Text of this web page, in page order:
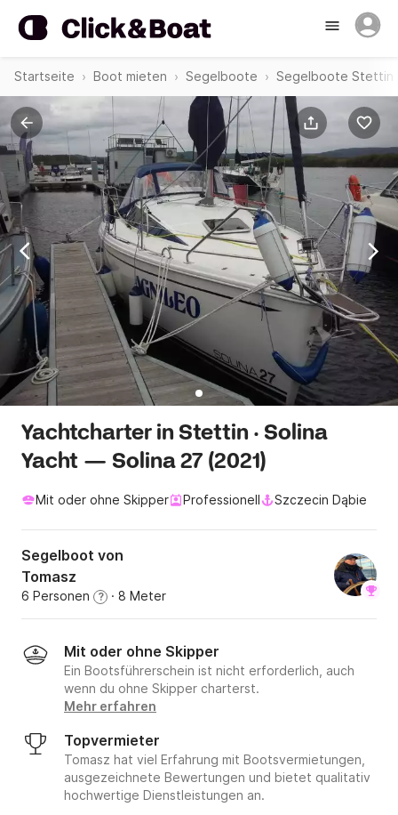
Startseite Boot mieten Segelboote Segelboote Stettin
Yachtcharter in Stettin · Solina
Yacht — Solina 27 (2021)
Mit oder ohne Skipper Professionell Szczecin Dąbie
Segelboot von
Tomasz
6 Personen ? · 8 Meter
Mit oder ohne Skipper
Ein Bootsführerschein ist nicht erforderlich, auch
wenn du ohne Skipper charterst.
Mehr erfahren
Topvermieter
Tomasz hat viel Erfahrung mit Bootsvermietungen,
ausgezeichnete Bewertungen und bietet qualitativ
hochwertige Dienstleistungen an.